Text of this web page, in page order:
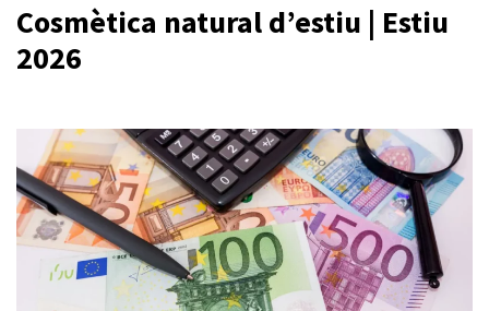
Cosmètica natural d’estiu | Estiu
2026